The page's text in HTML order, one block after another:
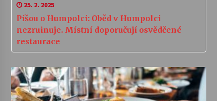
25. 2. 2025
Píšou o Humpolci: Oběd v Humpolci
nezruinuje. Místní doporučují osvědčené
restaurace